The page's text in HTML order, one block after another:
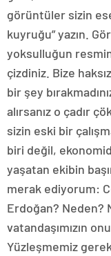
görüntüler sizin
kuyruğu” yazın.
yoksulluğun
çizdiniz. Bize
bir şey
alırsanız o çadır
sizin eski bir
biri değil,
yaşatan ekibin
merak ediyorum:
Erdoğan? Neden?
vatandaşımızın
Yüzleşmemiz